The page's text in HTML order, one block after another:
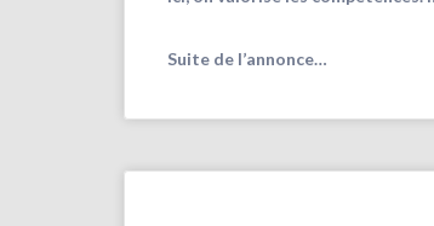
Suite de l’annonce…